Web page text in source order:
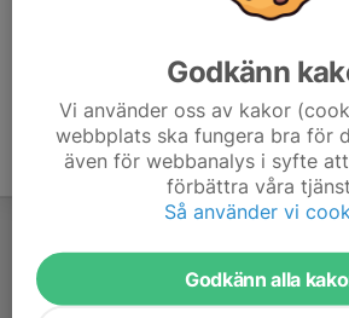
Godkänn
Vi använder oss av kakor
webbplats ska fungera bra för
även för webbanalys i syfte
förbättra våra
Så använder vi
Godkänn alla